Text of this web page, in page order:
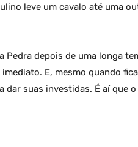
leve um cavalo até uma
Pedra depois de uma longa
E, mesmo quando
dar suas investidas. É aí que